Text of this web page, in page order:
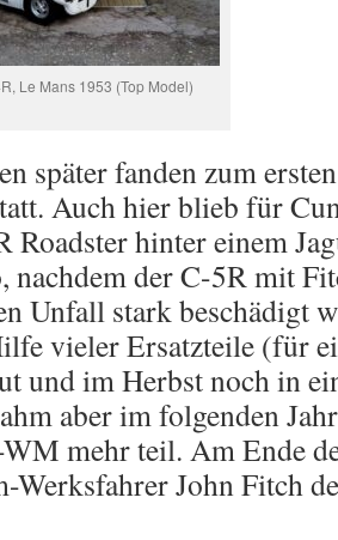
Le Mans 1953 (Top Model)
später fanden zum
Auch hier blieb für
Roadster hinter einem
nachdem der C-5R mit
Unfall stark beschädigt
vieler Ersatzteile (für
und im Herbst noch in
aber im folgenden
mehr teil. Am Ende
Werksfahrer John Fitch